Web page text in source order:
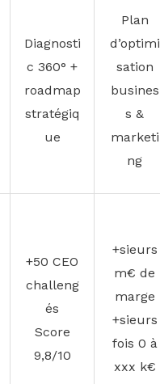
Diagnosti
c 360° +
roadmap
stratégiq
ue
Plan
d’optimi
sation
busines
s &
marketi
ng
+50 CEO
challeng
és
Score
9,8/10
+sieurs
m€ de
marge
+sieurs
fois 0 à
xxx k€